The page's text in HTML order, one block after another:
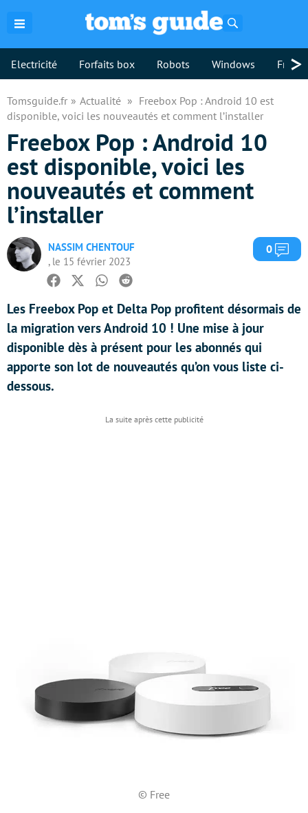
Electricité Forfaits box Robots Windows >
Tomsguide.fr Actualité
Freebox Pop : Android 10 est
disponible, voici les nouveautés et comment l’installer
Freebox Pop : Android 10
est disponible, voici les
nouveautés et comment
l’installer
NASSIM CHENTOUF
, le 15 février 2023
0
Facebook
TwitterWhatsapp
Reddit
Les Freebox Pop et Delta Pop profitent désormais de
la migration vers Android 10 ! Une mise à jour
disponible dès à présent pour les abonnés qui
apporte son lot de nouveautés qu’on vous liste ci-
dessous.
© Free